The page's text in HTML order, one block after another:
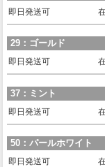
即日発送可
29：ゴールド
即日発送可
37：ミント
即日発送可
50：パールホワイト
即日発送可